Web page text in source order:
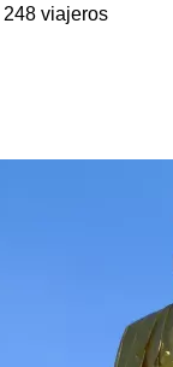
viajeros